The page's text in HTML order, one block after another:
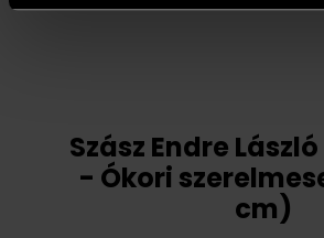
Szász Endre
- Ókori
cm)